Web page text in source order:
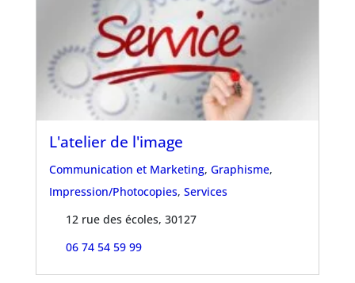
L'atelier de l'image
Communication et Marketing, Graphisme,
Impression/Photocopies, Services
12 rue des écoles, 30127
06 74 54 59 99